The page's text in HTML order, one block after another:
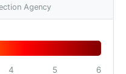
Agency
4 5 6